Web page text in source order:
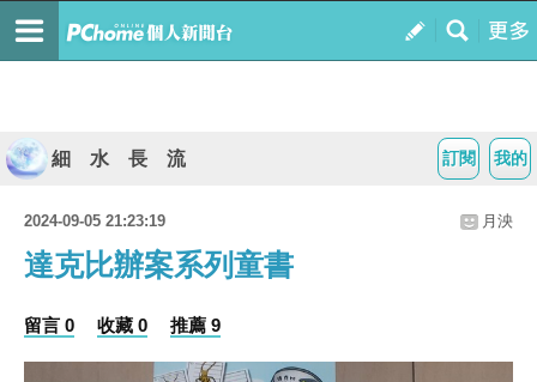
我的
訂閱
細 水 長 流
2024-09-05 21:23:19 月泱
達克比辦案系列童書
留言 0 收藏 0 推薦 9